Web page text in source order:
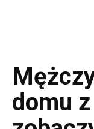
domu